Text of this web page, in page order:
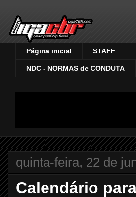
Página inicial STAFF
NDC - NORMAS de CONDUTA
quinta-feira, 22 de
Calendário